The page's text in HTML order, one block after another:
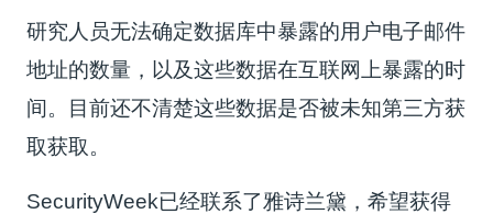
研究人员无法确定数据库中暴露的用户电子邮件
地址的数量，以及这些数据在互联网上暴露的时
间。目前还不清楚这些数据是否被未知第三方获
取获取。
SecurityWeek已经联系了雅诗兰黛，希望获得